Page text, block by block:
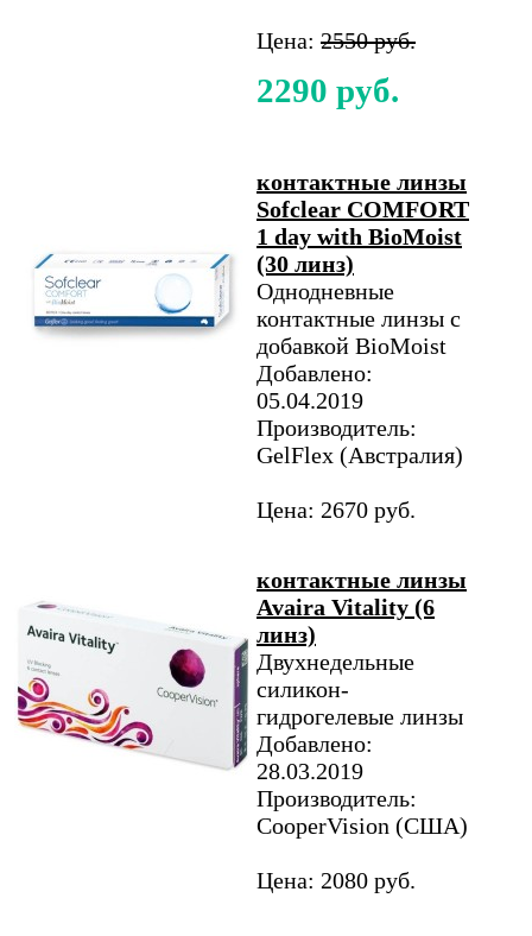
Цена: 2550 руб.
2290 руб.
контактные линзы
Sofclear COMFORT
1 day with BioMoist
(30 линз)
Однодневные
контактные линзы с
добавкой BioMoist
Добавлено:
05.04.2019
Производитель:
GelFlex (Австралия)
Цена: 2670 руб.
контактные линзы
Avaira Vitality (6
линз)
Двухнедельные
силикон-
гидрогелевые линзы
Добавлено:
28.03.2019
Производитель:
CooperVision (США)
Цена: 2080 руб.